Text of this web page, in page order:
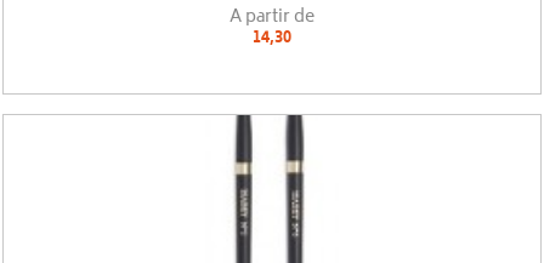
A partir de
14,30